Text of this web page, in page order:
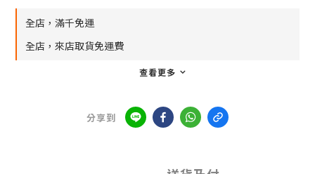
全店，滿千免運
全店，來店取貨免運費
查看更多
分享到